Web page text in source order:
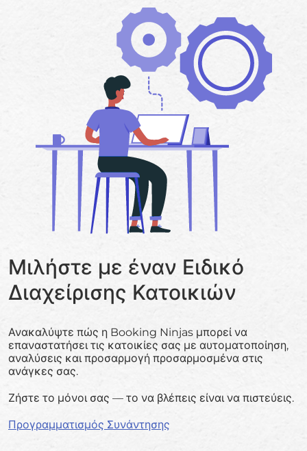
Μιλήστε με έναν Ειδικό
Διαχείρισης Κατοικιών
Ανακαλύψτε πώς η Booking Ninjas μπορεί να
επαναστατήσει τις κατοικίες σας με αυτοματοποίηση,
αναλύσεις και προσαρμογή προσαρμοσμένα στις
ανάγκες σας.
Ζήστε το μόνοι σας — το να βλέπεις είναι να πιστεύεις.
Προγραμματισμός Συνάντησης